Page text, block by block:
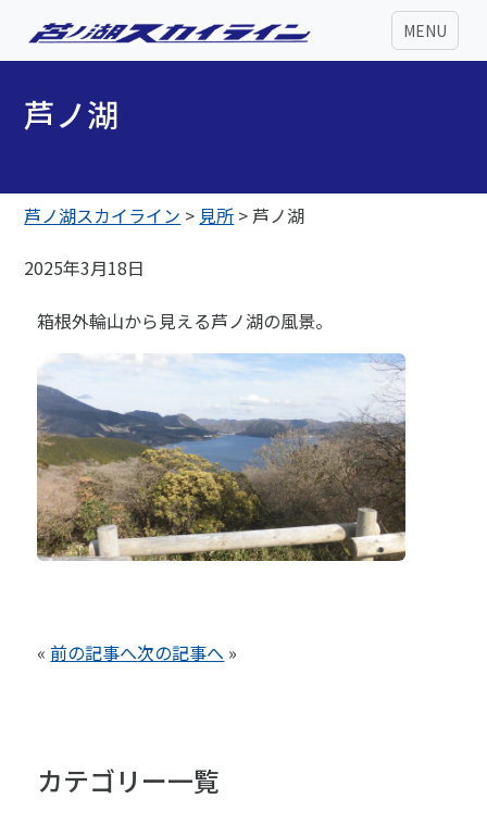
MENU
芦ノ湖
芦ノ湖スカイライン > 見所 > 芦ノ湖
2025年3月18日
箱根外輪山から見える芦ノ湖の風景。
«前の記事へ次の記事へ »
カテゴリー一覧